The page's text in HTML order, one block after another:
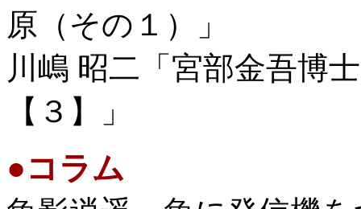
原（その１）」
川嶋 昭二「宮部金吾博
【３】」
● コラム